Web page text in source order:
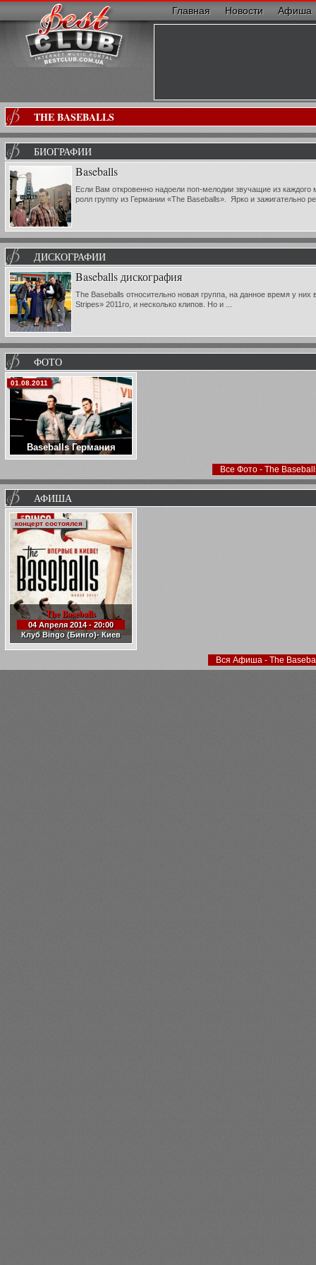
Главная Новости Афиша
THE BASEBALLS
БИОГРАФИИ
Baseballs
Если Вам откровенно надоели поп-мелодии звучащие из
ролл группу из Германии «The Baseballs». Ярко и зажигательно
ДИСКОГРАФИИ
Baseballs дискография
The Baseballs относительно новая группа, на данное время у
Stripes» 2011го, и несколько клипов. Но и ...
ФОТО
Baseballs Германия
01.08.2011
Все Фото - The
АФИША
The Baseballs
04 Апреля 2014 - 20:00
Клуб Bingo (Бинго)- Киев
концерт состоялся
Вся Афиша - The